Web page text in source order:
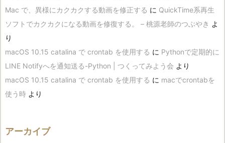
Mac で、異様にカクカクする動画を修正する に QuickTime系再生
ソフトでカクカクになる動画を修復する。 – 桃源老師のつぶやき よ
り
macOS 10.15 catalina で crontab を使用する に Pythonで定期的に
LINE Notifyへを通知送る-Python | つくってみよう会 より
macOS 10.15 catalina で crontab を使用する に macでcrontabを
使う時 より
アーカイブ